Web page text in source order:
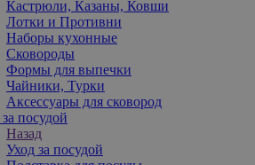
Кастрюли, Казаны, Ковши
Лотки и Противни
Наборы кухонные
Сковороды
Формы для выпечки
Чайники, Турки
Аксессуары для сковород
посудой
Назад
Уход за посудой